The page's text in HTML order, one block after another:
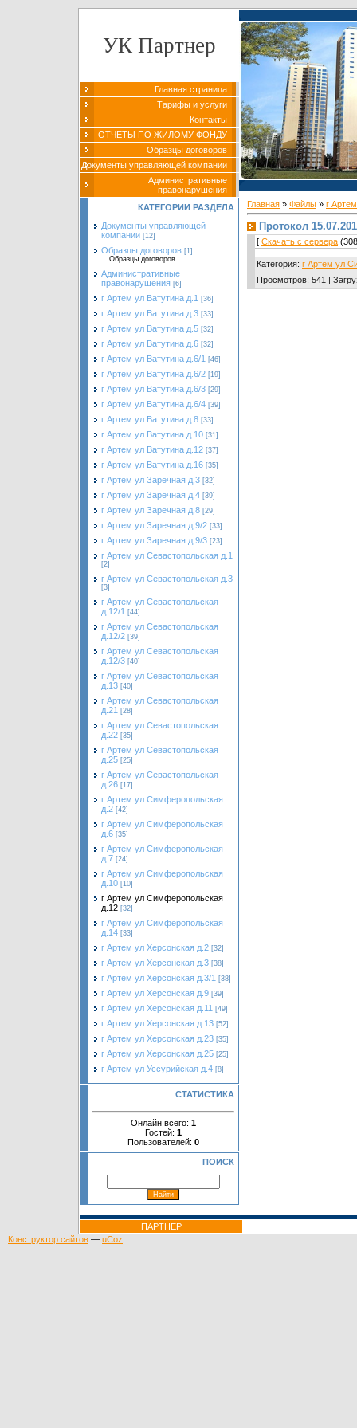
УК Партнер
Главная страница
Тарифы и услуги
Контакты
ОТЧЕТЫ ПО ЖИЛОМУ ФОНДУ
Образцы договоров
Документы управляющей компании
Административные
правонарушения
КАТЕГОРИИ РАЗДЕЛА
Документы управляющей
компании [12]
Образцы договоров [1]
Образцы договоров
Административные
правонарушения [6]
г Артем ул Ватутина д.1 [36]
г Артем ул Ватутина д.3 [33]
г Артем ул Ватутина д.5 [32]
г Артем ул Ватутина д.6 [32]
г Артем ул Ватутина д.6/1 [46]
г Артем ул Ватутина д.6/2 [19]
г Артем ул Ватутина д.6/3 [29]
г Артем ул Ватутина д.6/4 [39]
г Артем ул Ватутина д.8 [33]
г Артем ул Ватутина д.10 [31]
г Артем ул Ватутина д.12 [37]
г Артем ул Ватутина д.16 [35]
г Артем ул Заречная д.3 [32]
г Артем ул Заречная д.4 [39]
г Артем ул Заречная д.8 [29]
г Артем ул Заречная д.9/2 [33]
г Артем ул Заречная д.9/3 [23]
г Артем ул Севастопольская д.1
[2]
г Артем ул Севастопольская д.3
[3]
г Артем ул Севастопольская
д.12/1 [44]
г Артем ул Севастопольская
д.12/2 [39]
г Артем ул Севастопольская
д.12/3 [40]
г Артем ул Севастопольская
д.13 [40]
г Артем ул Севастопольская
д.21 [28]
г Артем ул Севастопольская
д.22 [35]
г Артем ул Севастопольская
д.25 [25]
г Артем ул Севастопольская
д.26 [17]
г Артем ул Симферопольская
д.2 [42]
г Артем ул Симферопольская
д.6 [35]
г Артем ул Симферопольская
д.7 [24]
г Артем ул Симферопольская
д.10 [10]
г Артем ул Симферопольская
д.12 [32]
г Артем ул Симферопольская
д.14 [33]
г Артем ул Херсонская д.2 [32]
г Артем ул Херсонская д.3 [38]
г Артем ул Херсонская д.3/1 [38]
г Артем ул Херсонская д.9 [39]
г Артем ул Херсонская д.11 [49]
г Артем ул Херсонская д.13 [52]
г Артем ул Херсонская д.23 [35]
г Артем ул Херсонская д.25 [25]
г Артем ул Уссурийская д.4 [8]
СТАТИСТИКА
Онлайн всего: 1
Гостей: 1
Пользователей: 0
ПОИСК
Главная » Файлы » г
Протокол
[ Скачать с сервера
Категория: г Артем ул
Просмотров: 541 |
ПАРТНЕР
Конструктор сайтов — uCoz